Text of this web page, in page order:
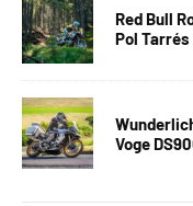
Red Bull
Pol Tarrés
Voge